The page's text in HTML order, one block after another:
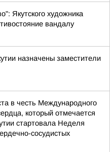
Якутского художника
вандалу
назначены заместители
в честь Международного
который отмечается
стартовала Неделя
сосудистых